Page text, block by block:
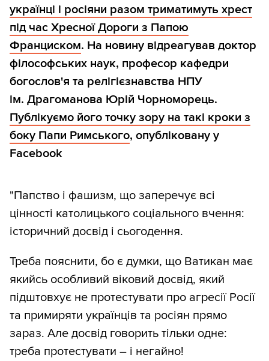
українці і росіяни разом триматимуть хрест
під час Хресної Дороги з Папою
Франциском. На новину відреагував доктор
філософських наук, професор кафедри
богослов'я та релігієзнавства НПУ
ім. Драгоманова Юрій Чорноморець.
Публікуємо його точку зору на такі кроки з
боку Папи Римського, опубліковану у
Facebook
"Папство і фашизм, що заперечує всі
цінності католицького соціального вчення:
історичний досвід і сьогодення.
Треба пояснити, бо є думки, що Ватикан має
якийсь особливий віковий досвід, який
підштовхує не протестувати про агресії Росії
та примиряти українців та росіян прямо
зараз. Але досвід говорить тільки одне:
треба протестувати – і негайно!